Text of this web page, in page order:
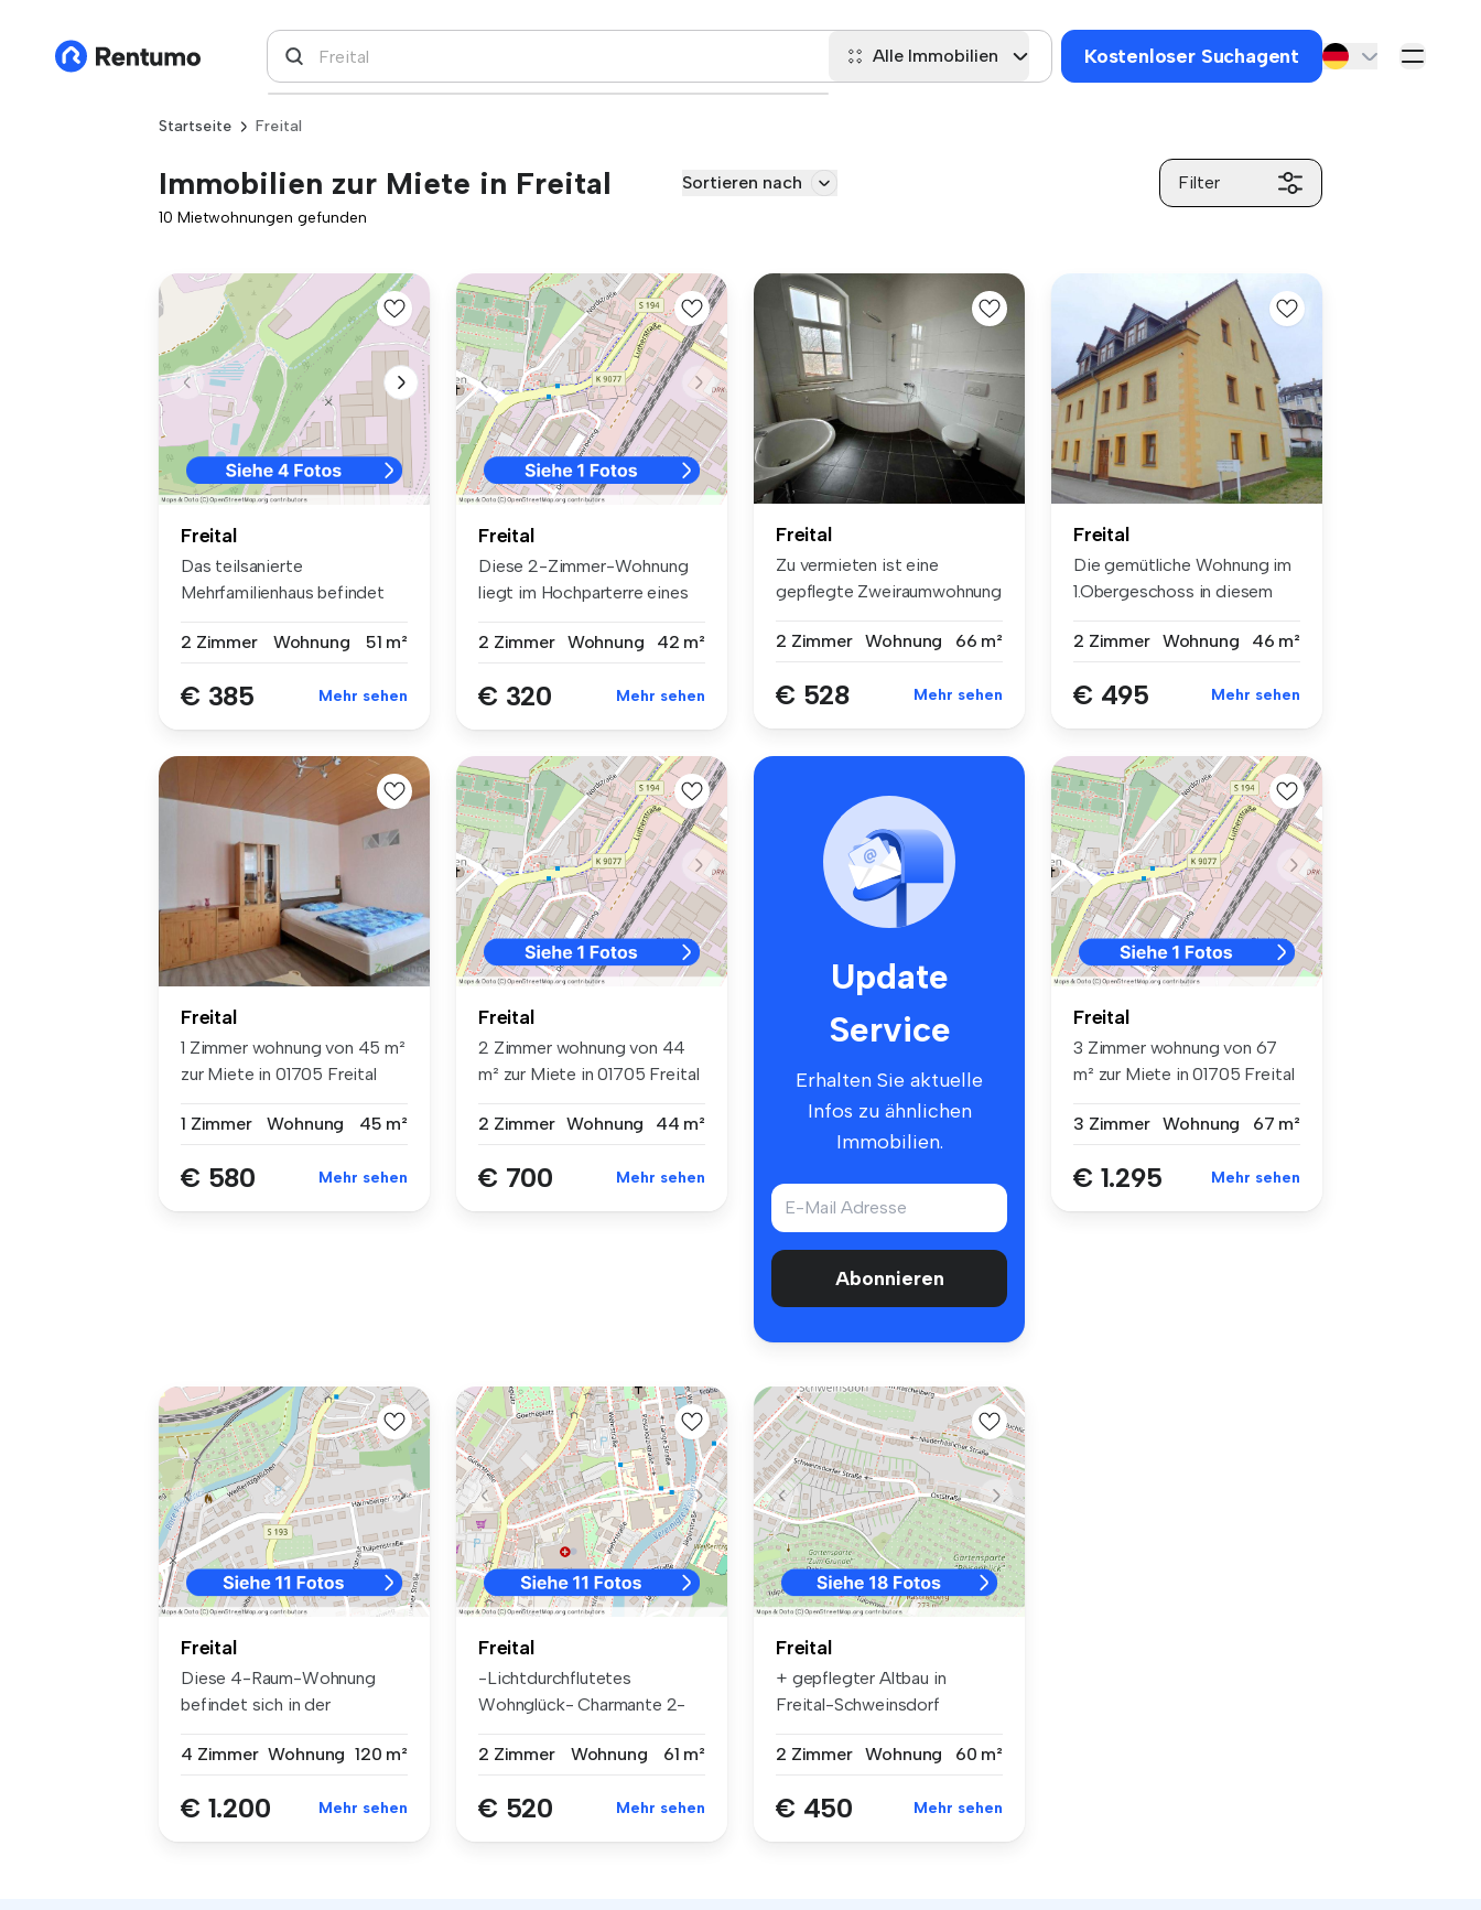
Alle Immobilien Kostenloser Suchagent
Startseite Freital
Immobilien zur Miete in Freital Sortieren nach Filter
10 Mietwohnungen gefunden
Freital
Das teilsanierte
Mehrfamilienhaus befindet
2 Zimmer
Wohnung 51 m²
€ 385 Mehr sehen
Freital
Diese 2-Zimmer-Wohnung
liegt im Hochparterre eines
2 Zimmer Wohnung 42 m²
€ 320 Mehr sehen
Freital
Zu vermieten ist eine
gepflegte Zweiraumwohnung
2 Zimmer
Wohnung 66 m²
€ 528 Mehr sehen
Freital
Die gemütliche Wohnung im
1.Obergeschoss in diesem
2 Zimmer Wohnung 46 m²
€ 495 Mehr sehen
Freital
1 Zimmer wohnung von 45 m²
zur Miete in 01705 Freital
1 Zimmer Wohnung 45 m²
€ 580 Mehr sehen
Freital
2 Zimmer wohnung von 44
m² zur Miete in 01705 Freital
2 Zimmer Wohnung 44 m²
€ 700 Mehr sehen
Update
Service
Erhalten Sie aktuelle
Infos zu ähnlichen
Immobilien.
Abonnieren
Freital
3 Zimmer wohnung von 67
m² zur Miete in 01705 Freital
3 Zimmer Wohnung 67 m²
€ 1.295 Mehr sehen
Freital
Diese 4-Raum-Wohnung
befindet sich in der
4 Zimmer Wohnung 120 m²
€ 1.200 Mehr sehen
Freital
-Lichtdurchflutetes
Wohnglück- Charmante 2-
2 Zimmer
Wohnung 61 m²
€ 520 Mehr sehen
Freital
+ gepflegter Altbau in
Freital-Schweinsdorf
2 Zimmer Wohnung 60 m²
€ 450 Mehr sehen